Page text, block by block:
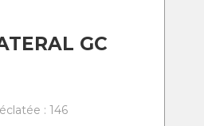
GC
: 146